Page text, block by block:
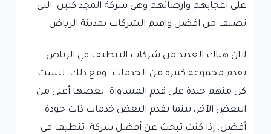
علي اعجابهم وارضائهم وهي شركة المجد كلين التي
تصنف من افضل واقدم الشركات بمدينة الرياض .
لاان هناك العديد من شركات التنظيف في الرياض
تقدم مجموعة كبيرة من الخدمات. ومع ذلك، ليست
كل منهم جيدة على قدم المساواة. بعضها أغلى من
البعض الآخر، بينما يقدم البعض خدمات ذات جودة
أفضل. إذا كنت تبحث عن أفضل شركة تنظيف في